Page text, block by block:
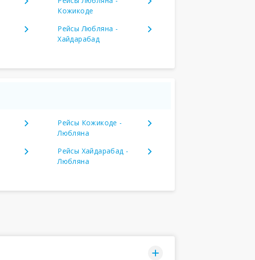
Кожикоде
Рейсы Любляна -
Хайдарабад
Рейсы Кожикоде -
Любляна
Рейсы Хайдарабад -
Любляна